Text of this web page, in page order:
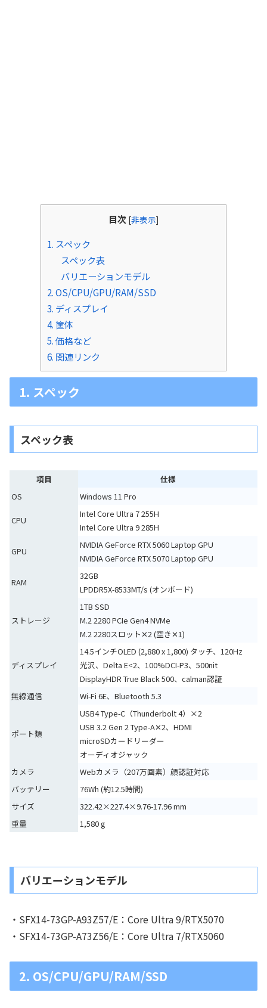
目次 [非表示]
1. スペック
スペック表
バリエーションモデル
2. OS/CPU/GPU/RAM/SSD
3. ディスプレイ
4. 筐体
5. 価格など
6. 関連リンク
1. スペック
スペック表
項目
仕様
OS
Windows 11 Pro
CPU
Intel Core Ultra 7 255H
Intel Core Ultra 9 285H
GPU
NVIDIA GeForce RTX 5060 Laptop GPU
NVIDIA GeForce RTX 5070 Laptop GPU
RAM
32GB
LPDDR5X-8533MT/s (オンボード)
ストレージ
1TB SSD
M.2 2280 PCIe Gen4 NVMe
M.2 2280スロット✕2 (空き✕1)
ディスプレイ
14.5インチOLED (2,880 x 1,800) タッチ、120Hz
光沢、Delta E<2、100%DCI-P3、500nit
DisplayHDR True Black 500、calman認証
無線通信
Wi-Fi 6E、Bluetooth 5.3
ポート類
USB4 Type-C（Thunderbolt 4）×2
USB 3.2 Gen 2 Type-A✕2、HDMI
microSDカードリーダー
オーディオジャック
カメラ
Webカメラ（207万画素）顔認証対応
バッテリー
76Wh (約12.5時間)
サイズ
322.42×227.4×9.76-17.96 mm
重量
1,580 g
バリエーションモデル
・SFX14-73GP-A93Z57/E：Core Ultra 9/RTX5070
・SFX14-73GP-A73Z56/E：Core Ultra 7/RTX5060
2. OS/CPU/GPU/RAM/SSD